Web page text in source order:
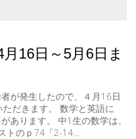
16日～5月6日ま
が発生したので、４月16日
だきます。 数学と英語に
あります。 中1生の数学は、
トのｐ74「2-14…